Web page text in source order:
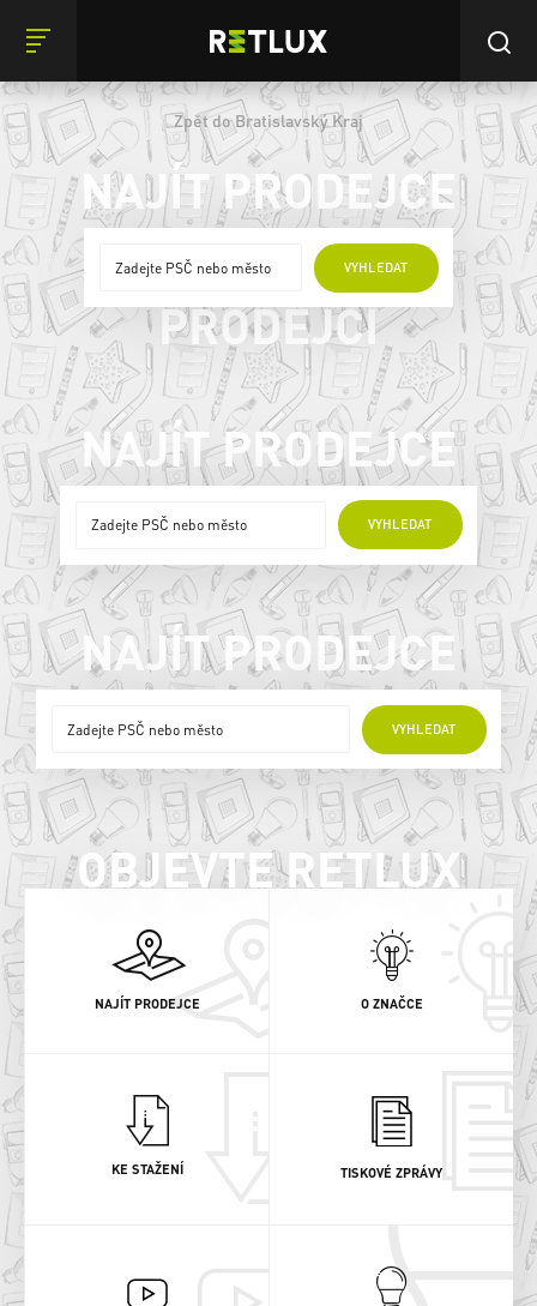
Zpět do Bratislavský Kraj
NAJÍT PRODEJCE
VYHLEDAT
ONLINE
PRODEJCI
NAJÍT PRODEJCE
VYHLEDAT
ONLINE PRODEJCI
NAJÍT PRODEJCE
VYHLEDAT
ONLINE PRODEJCI
OBJEVTE RETLUX
NAJÍT PRODEJCE O ZNAČCE
KE STAŽENÍ TISKOVÉ ZPRÁVY